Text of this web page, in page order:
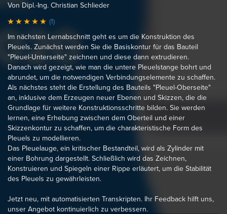
Von Dipl.-Ing. Christian Schlieder
(1)
Im nächsten Lernabschnitt geht es um die Konstruktion des
Pleuels. Zunächst werden Sie die Basiskontur für das Bauteil
"Pleuel-Unterseite" zeichnen und diese dann extrudieren.
Danach wird gezeigt, wie man die untere Pleuelstange bohrt und
abrundet, um die notwendigen Verbindungselemente zu schaffen.
Als nächstes steht die Erstellung des Bauteils "Pleuel-Oberseite"
an, inklusive dem Erzeugen neuer Ebenen und Skizzen, die die
Grundlage für weitere Konstruktionsschritte bilden. Sie werden
lernen, eine Erhebung zwischen dem Oberteil und einer
Skizzenkontur zu schaffen, um die charakteristische Form des
Pleuels zu modellieren.
Das Pleuelauge, ein kritischer Bestandteil, wird als Zylinder mit
einer Bohrung dargestellt. Schließlich wird das Zeichnen,
Konstruieren und Spiegeln einer Rippe erläutert, um die Stabilität
des Pleuels zu gewährleisten.
Jetzt neu, mit automatisierten Transkripten. Ihr Feedback hilft uns,
unser Angebot kontinuierlich zu verbessern.